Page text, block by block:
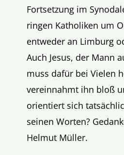
Fortsetzung im
ringen Katholiken um
entweder an Limburg
Auch Jesus, der Mann
muss dafür bei Vielen
vereinnahmt ihn bloß
orientiert sich
seinen Worten?
Helmut Müller.